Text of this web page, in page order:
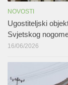
NOVOSTI
Ugostiteljski
Svjetskog
16/06/2026